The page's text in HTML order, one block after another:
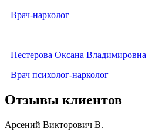
Врач-нарколог
Нестерова Оксана Владимировна
Врач психолог-нарколог
Отзывы клиентов
Арсений Викторович В.